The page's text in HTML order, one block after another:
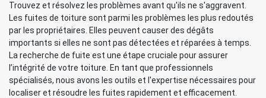
Trouvez et résolvez les problèmes avant qu'ils ne s'aggravent.
Les fuites de toiture sont parmi les problèmes les plus redoutés
par les propriétaires. Elles peuvent causer des dégâts
importants si elles ne sont pas détectées et réparées à temps.
La recherche de fuite est une étape cruciale pour assurer
l’intégrité de votre toiture. En tant que professionnels
spécialisés, nous avons les outils et l'expertise nécessaires pour
localiser et résoudre les fuites rapidement et efficacement.